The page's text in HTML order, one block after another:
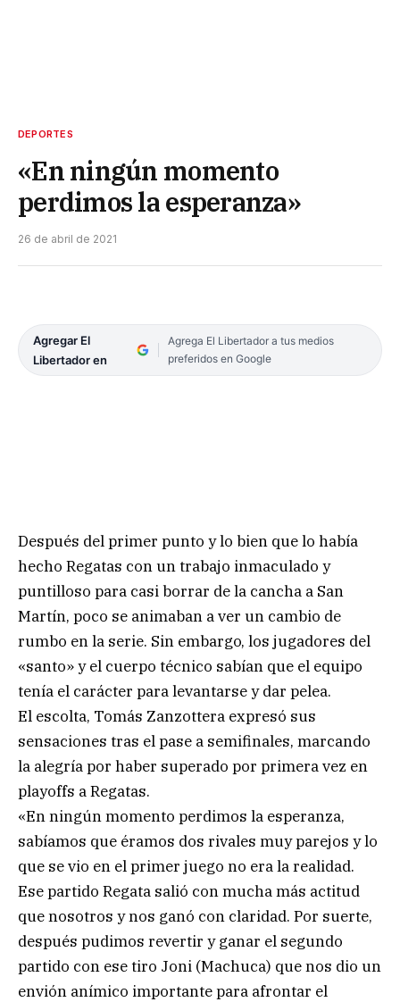
DEPORTES
«En ningún momento
perdimos la esperanza»
26 de abril de 2021
Agregar El
Libertador en
Agrega El Libertador a tus medios
preferidos en Google
Después del primer punto y lo bien que lo había
hecho Regatas con un trabajo inmaculado y
puntilloso para casi borrar de la cancha a San
Martín, poco se animaban a ver un cambio de
rumbo en la serie. Sin embargo, los jugadores del
«santo» y el cuerpo técnico sabían que el equipo
tenía el carácter para levantarse y dar pelea.
El escolta, Tomás Zanzottera expresó sus
sensaciones tras el pase a semifinales, marcando
la alegría por haber superado por primera vez en
playoffs a Regatas.
«En ningún momento perdimos la esperanza,
sabíamos que éramos dos rivales muy parejos y lo
que se vio en el primer juego no era la realidad.
Ese partido Regata salió con mucha más actitud
que nosotros y nos ganó con claridad. Por suerte,
después pudimos revertir y ganar el segundo
partido con ese tiro Joni (Machuca) que nos dio un
envión anímico importante para afrontar el